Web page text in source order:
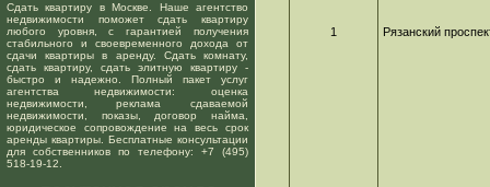
Сдать квартиру в Москве. Наше агентство
недвижимости поможет сдать квартиру
любого уровня, с гарантией получения
стабильного и своевременного дохода от
сдачи квартиры в аренду. Сдать комнату,
сдать квартиру, сдать элитную квартиру -
быстро и надежно. Полный пакет услуг
агентства недвижимости: оценка
недвижимости, реклама сдаваемой
недвижимости, показы, договор найма,
юридическое сопровождение на весь срок
аренды квартиры. Бесплатные консультации
для собственников по телефону: +7 (495)
518-19-12.
1 Рязанский